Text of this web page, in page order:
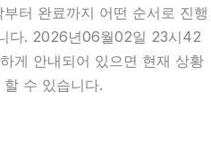
터 완료까지 어떤 순서로 진행
다. 2026년06월02일 23시42
게 안내되어 있으면 현재 상황
수 있습니다.